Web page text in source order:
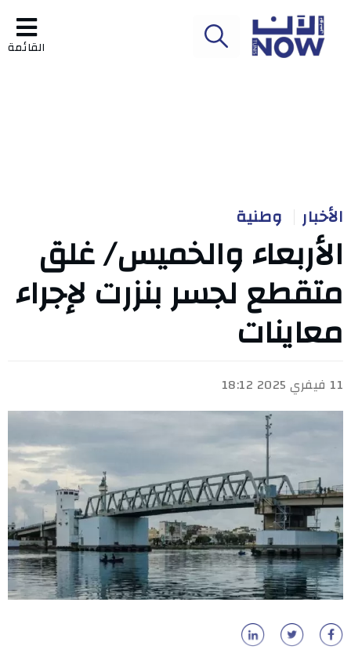
القائمة
الأخبار وطنية
الأربعاء والخميس/ غلق
متقطع لجسر بنزرت لإجراء
معاينات
11 فيفري 2025 18:12